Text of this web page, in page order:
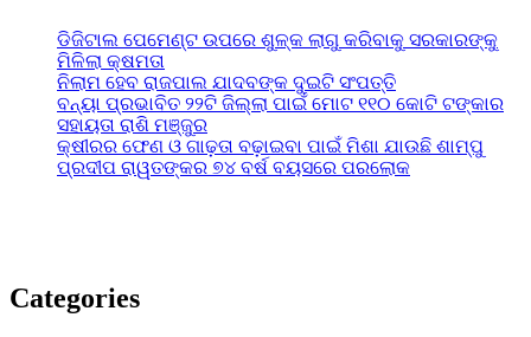
ଡିଜିଟାଲ ପେମେଣ୍ଟ ଉପରେ ଶୁଳ୍କ ଲାଗୁ କରିବାକୁ ସରକାରଙ୍କୁ
ମିଳିଲା କ୍ଷମତା
ନିଲାମ ହେବ ରାଜପାଲ ଯାଦବଙ୍କ ଦୁଇଟି ସଂପତ୍ତି
ବନ୍ୟା ପ୍ରଭାବିତ ୨୨ଟି ଜିଲ୍ଲା ପାଇଁ ମୋଟ ୧୧୦ କୋଟି ଟଙ୍କାର
ସହାୟତା ରାଶି ମଞ୍ଜୁର
କ୍ଷୀରର ଫେଣ ଓ ଗାଢ଼ତା ବଢ଼ାଇବା ପାଇଁ ମିଶା ଯାଉଛି ଶାମ୍ପୁ
ପ୍ରଦୀପ ରାୱତଙ୍କର ୭୪ ବର୍ଷ ବୟସରେ ପରଲୋକ
Categories